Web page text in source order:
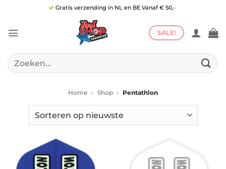
inhoud
Gratis verzending in NL en BE Vanaf € 50,-
SALE!
Zoeken
naar:
Home » Shop » Pentathlon